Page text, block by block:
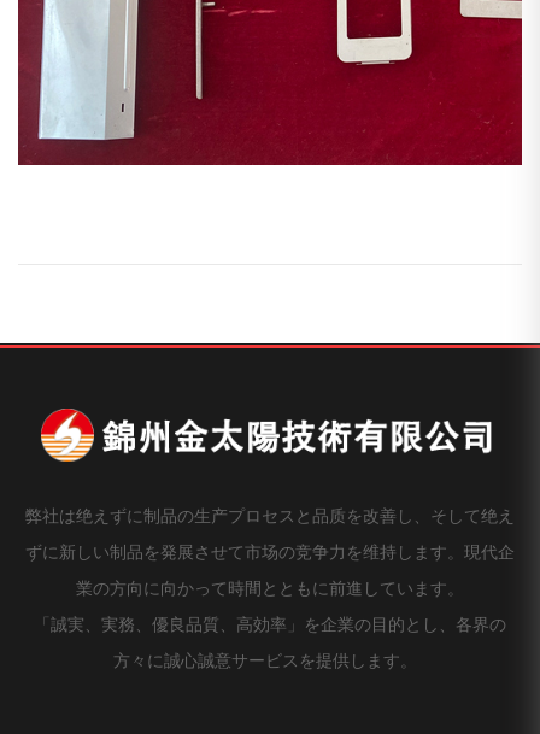
弊社は绝えずに制品の生产プロセスと品质を改善し、そして绝え
ずに新しい制品を発展させて市场の竞争力を维持します。現代企
業の方向に向かって時間とともに前進しています。
「誠実、実務、優良品質、高効率」を企業の目的とし、各界の
方々に誠心誠意サービスを提供します。